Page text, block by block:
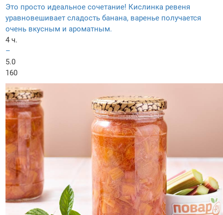
Это просто идеальное сочетание! Кислинка ревеня
уравновешивает сладость банана, варенье получается
очень вкусным и ароматным.
4 ч.
–
5.0
160